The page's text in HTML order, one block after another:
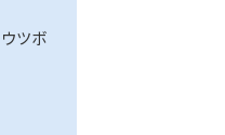
ツボ